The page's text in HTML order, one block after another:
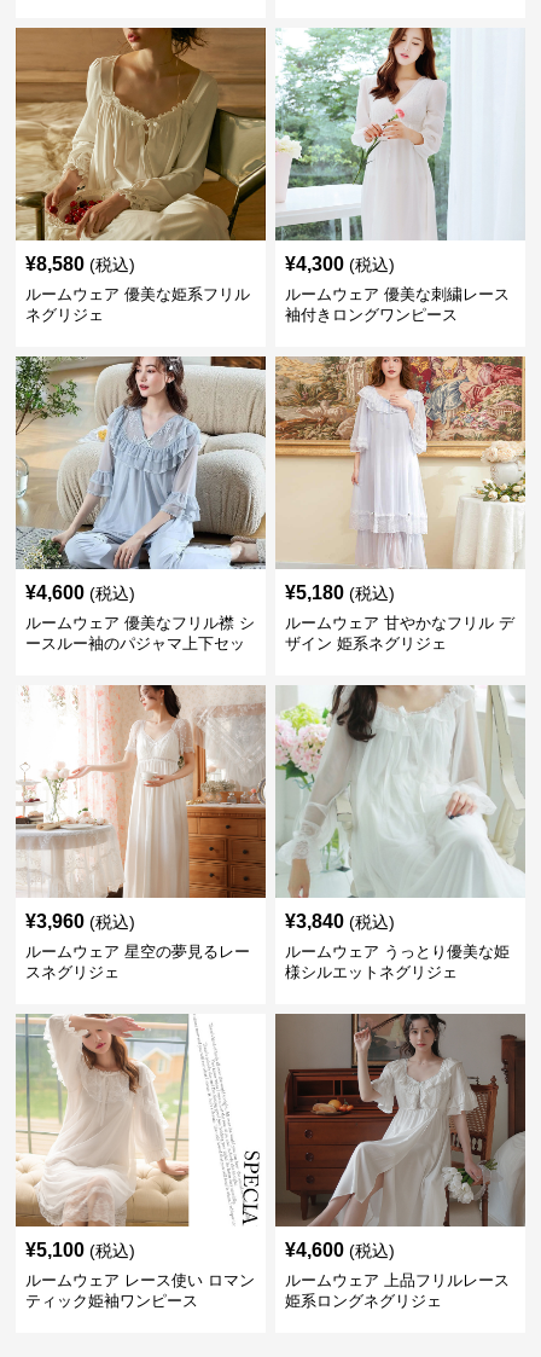
¥8,580 (税込)
ルームウェア 優美な姫系フリル
ネグリジェ
¥4,300 (税込)
ルームウェア 優美な刺繍レース
袖付きロングワンピース
¥4,600 (税込)
ルームウェア 優美なフリル襟 シ
ースルー袖のパジャマ上下セッ
¥5,180 (税込)
ルームウェア 甘やかなフリル デ
ザイン 姫系ネグリジェ
¥3,960 (税込)
ルームウェア 星空の夢見るレー
スネグリジェ
¥3,840 (税込)
ルームウェア うっとり優美な姫
様シルエットネグリジェ
¥5,100 (税込)
ルームウェア レース使い ロマン
ティック姫袖ワンピース
¥4,600 (税込)
ルームウェア 上品フリルレース
姫系ロングネグリジェ